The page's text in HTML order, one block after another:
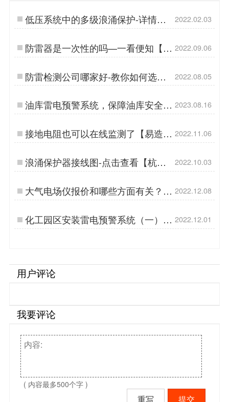
低压系统中的多级浪涌保护-详情查
看【杭州易造】…
2022.02.03
防雷器是一次性的吗—一看便知【杭
州易造】…
2022.09.06
防雷检测公司哪家好-教你如何选择
防雷检测公司【杭州易造】…
2022.08.05
油库雷电预警系统，保障油库安全，
有效避免雷电灾害-易造防雷…
2023.08.16
接地电阻也可以在线监测了【易造防
雷】…
2022.11.06
浪涌保护器接线图-点击查看【杭州
易造】…
2022.10.03
大气电场仪报价和哪些方面有关？买
对了才省钱！【易造防雷】…
2022.12.08
化工园区安装雷电预警系统（一）
【易造防雷】…
2022.12.01
用户评论
我要评论
( 内容最多500个字 )
重写 提交